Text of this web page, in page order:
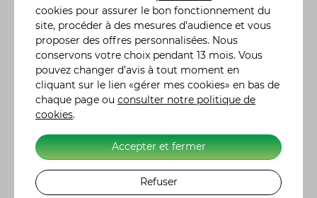
recommandées pour un quad utilisé à des
fins sportives ?
Pour un quad utilisé dans un cadre sportif, il est
recommandé de souscrire une assurance tous
risques, incluant la couverture des dommages
corporels, la protection contre le vol, ainsi que
la prise en charge des frais de réparation en cas
de collision. Cette couverture est
grosse cylindrée, qui sont souvent utilisés sur
des terrains difficiles ou pour des compétitions.
cookies pour assurer le bon fonctionnement du
site, procéder à des mesures d’audience et vous
proposer des offres personnalisées. Nous
conservons votre choix pendant 13 mois. Vous
pouvez changer d’avis à tout moment en
cliquant sur le lien «gérer mes cookies» en bas de
chaque page ou consulter notre politique de
cookies.
Accepter et fermer
Refuser